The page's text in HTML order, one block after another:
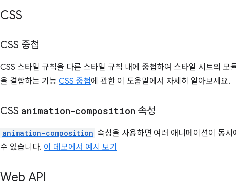
CSS
CSS 중첩
CSS 스타일 규칙을 다른 스타일 규칙 내에 중첩하여 스타일 시트의
을 결합하는 기능 CSS 중첩에 관한 이 도움말에서 자세히 알아보세요.
CSS animation-composition 속성
animation-composition 속성을 사용하면 여러 애니메이션이 동
수 있습니다. 이 데모에서 예시 보기
Web API